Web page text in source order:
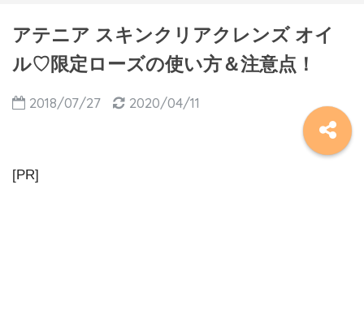
アテニア スキンクリアクレンズ オイ
ル♡限定ローズの使い方＆注意点！
2018/07/27 2020/04/11
[PR]